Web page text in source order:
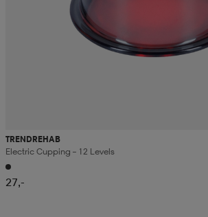
TRENDREHAB
Electric Cupping – 12 Levels
27,-